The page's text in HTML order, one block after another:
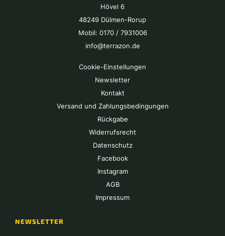
Hövel 6
48249 Dülmen-Rorup
Mobil: 0170 / 7931006
info@terrazon.de
Cookie-Einstellungen
Newsletter
Kontakt
Versand und Zahlungsbedingungen
Rückgabe
Widerrufsrecht
Datenschutz
Facebook
Instagram
AGB
Impressum
NEWSLETTER